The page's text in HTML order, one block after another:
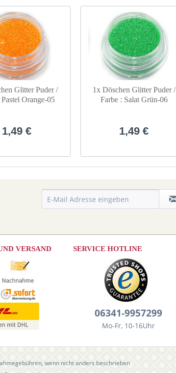
Glitter Puder /
Orange-05
1,49 €
1x Döschen Glitter Puder /
Farbe : Salat Grün-06
1,49 €
VERSAND SERVICE HOTLINE
06341-9957299
Mo-Fr, 10-16Uhr
wenn nicht anders beschrieben